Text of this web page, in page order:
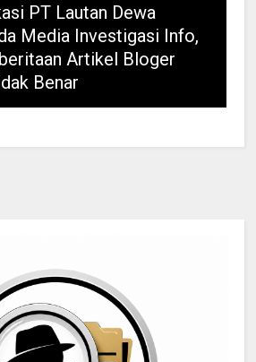
PT Lautan Dewa
Media Investigasi Info,
Artikel Bloger
Benar